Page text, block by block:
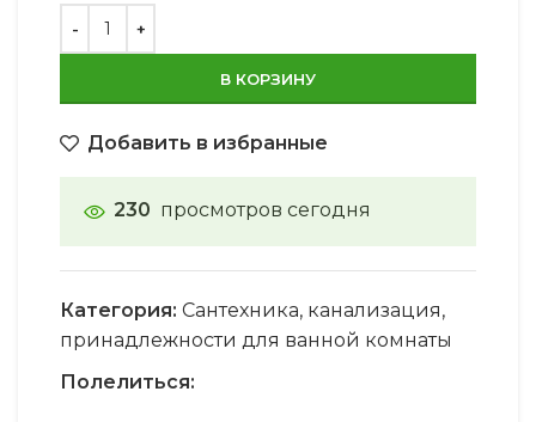
В КОРЗИНУ
Добавить в избранные
230 просмотров сегодня
Категория: Сантехника, канализация,
принадлежности для ванной комнаты
Полелиться: